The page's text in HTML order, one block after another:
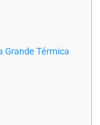
Grande Térmica